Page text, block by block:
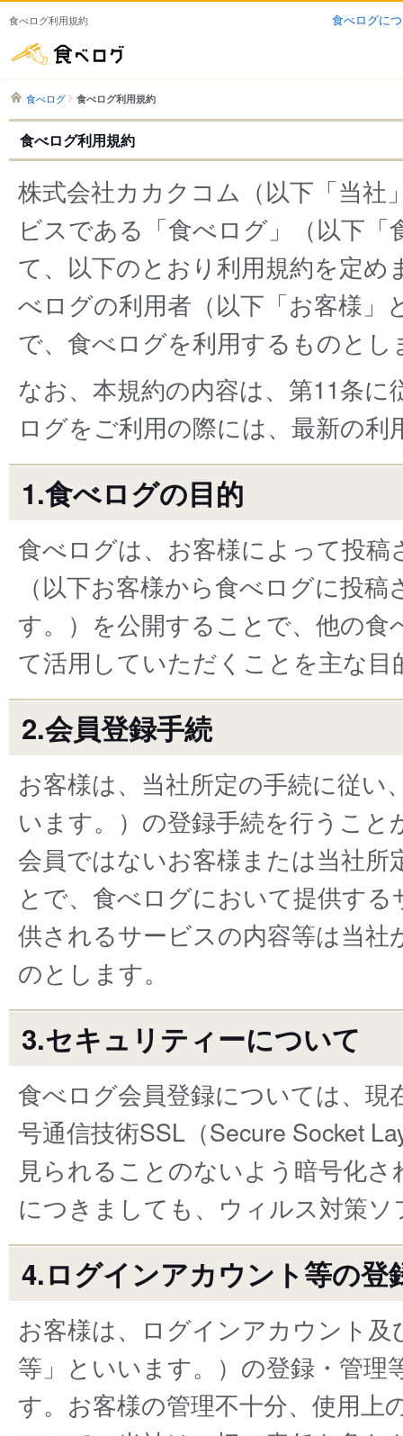
食べログ利用規約 食べログに
食べログ 食べログ利用規約
食べログ利用規約
株式会社カカクコム（以下「当
ビスである「食べログ」（以下
て、以下のとおり利用規約を定
べログの利用者（以下「お客様
で、食べログを利用するものとし
なお、本規約の内容は、第11条
ログをご利用の際には、最新の
1.食べログの目的
食べログは、お客様によって投
（以下お客様から食べログに投
す。）を公開することで、他の
て活用していただくことを主な
2.会員登録手続
お客様は、当社所定の手続に従
います。）の登録手続を行うこ
会員ではないお客様または当社
とで、食べログにおいて提供す
供されるサービスの内容等は当
のとします。
3.セキュリティーについて
食べログ会員登録については、
号通信技術SSL（Secure Socket
見られることのないよう暗号化
につきましても、ウィルス対策
4.ログインアカウント等の登
お客様は、ログインアカウント
等」といいます。）の登録・管
す。お客様の管理不⼗分、使⽤上